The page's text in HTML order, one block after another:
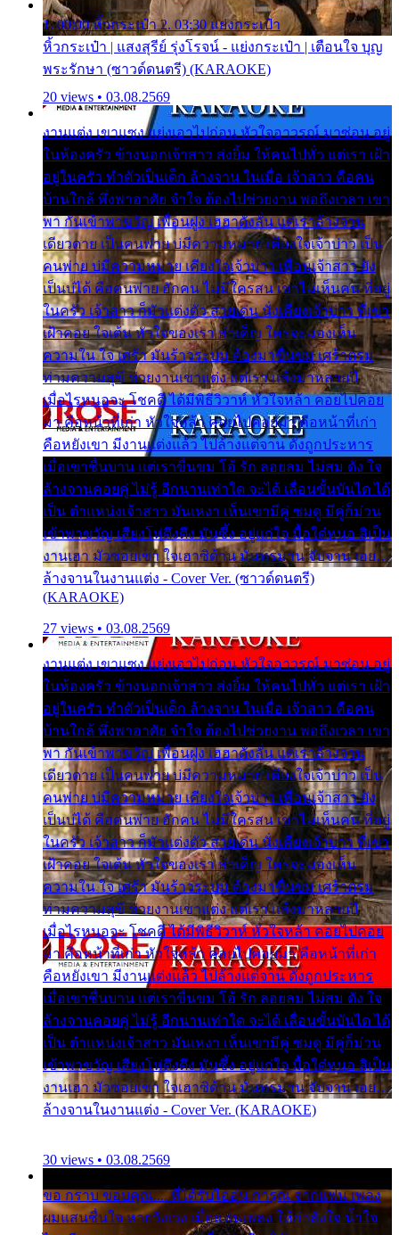
1. 00:00 หิ้วกระเป๋า 2. 03:30 แย่งกระเป๋า
หิ้วกระเป๋า | แสงสุรีย์ รุ่งโรจน์ - แย่งกระเป๋า | เตือนใจ บุญ
พระรักษา (ซาวด์ดนตรี) (KARAOKE)
20 views • 03.08.2569
งานแต่ง เขาแซง แย่งเอาไปก่อน หัวใจอาวรณ์ มาซ่อน อยู่
ในห้องครัว ข้างนอกเจ้าสาว ส่งยิ้ม ให้คนไปทั่ว แต่เรา เฝ้า
อยู่ในครัว ทำตัวเป็นเด็ก ล้างจาน ในเมื่อ เจ้าสาว คือคน
บ้านใกล้ พึ่งพาอาศัย จำใจ ต้องไปช่วยงาน พอถึงเวลา เขา
พา กันเข้าพาขวัญ เพื่อนฝูง เฮฮาดังลั่น แต่เราล้างจาน
เดียวดาย เป็นคนพ่าย บ่มีความหมาย เคียงใจเจ้าบ่าว เป็น
คนพ่าย บ่มีความหมาย เคียงใจเจ้าบ่าว เพื่อนเจ้าสาว ยัง
เป็นบ่ได้ คือคนพ่าย ฮักคน ไม่มีใครสน เขาไม่เห็นคน ที่อยู่
ในครัว เจ้าสาว ก็มัวแต่งตัว สวยเด่น นั่งเคียงเจ้าบ่าว ที่เขา
เฝ้าคอย ใจเต้น หัวใจของเรา ลำเค็ญ ใครจะมองเห็น
ความใน ใจ เศร้า มันร้าวระบม ต้องมาขื่นขม เศร้าตรม
ท่ามความสุขี ช่วยงานเขาแต่ง แต่เรา แล้งมาหลายปี
เมื่อไรหนอจะ โชคดี ได้มีพิธีวิวาห์ หัวใจหล้า คอยไปคอย
มา คือหน้าที่เก่า หัวใจหล้า คอยไปคอยมา คือหน้าที่เก่า
คือหยังเขา มีงานแต่งแล้ว ไปล้างแต่จาน ดั่งถูกประหาร
เมื่อเขาชื่นบาน แต่เราขื่นขม โอ้ รัก ลอยลม ไม่สม ดัง ใจ
ล้างจานคอยคู่ ไม่รู้ อีกนานเท่าใด จะได้ เลื่อนขั้นบันได ได้
เป็น ตำแหน่งเจ้าสาว มันเหงา เห็นเขามีคู่ ซมดู มีคู่ก็ม่วน
เข้าพาขวัญ เสียงโห่ตึงตึง มันซึ้ง อยู่แก่ใจ มื้อใด๋หนอ สิเป็น
งานเฮา มัวซอยเขา ใจเฮาซิด้าน มันทรมาน จับจาน เอย…
ล้างจานในงานแต่ง - Cover Ver. (ซาวด์ดนตรี)
(KARAOKE)
27 views • 03.08.2569
งานแต่ง เขาแซง แย่งเอาไปก่อน หัวใจอาวรณ์ มาซ่อน อยู่
ในห้องครัว ข้างนอกเจ้าสาว ส่งยิ้ม ให้คนไปทั่ว แต่เรา เฝ้า
อยู่ในครัว ทำตัวเป็นเด็ก ล้างจาน ในเมื่อ เจ้าสาว คือคน
บ้านใกล้ พึ่งพาอาศัย จำใจ ต้องไปช่วยงาน พอถึงเวลา เขา
พา กันเข้าพาขวัญ เพื่อนฝูง เฮฮาดังลั่น แต่เราล้างจาน
เดียวดาย เป็นคนพ่าย บ่มีความหมาย เคียงใจเจ้าบ่าว เป็น
คนพ่าย บ่มีความหมาย เคียงใจเจ้าบ่าว เพื่อนเจ้าสาว ยัง
เป็นบ่ได้ คือคนพ่าย ฮักคน ไม่มีใครสน เขาไม่เห็นคน ที่อยู่
ในครัว เจ้าสาว ก็มัวแต่งตัว สวยเด่น นั่งเคียงเจ้าบ่าว ที่เขา
เฝ้าคอย ใจเต้น หัวใจของเรา ลำเค็ญ ใครจะมองเห็น
ความใน ใจ เศร้า มันร้าวระบม ต้องมาขื่นขม เศร้าตรม
ท่ามความสุขี ช่วยงานเขาแต่ง แต่เรา แล้งมาหลายปี
เมื่อไรหนอจะ โชคดี ได้มีพิธีวิวาห์ หัวใจหล้า คอยไปคอย
มา คือหน้าที่เก่า หัวใจหล้า คอยไปคอยมา คือหน้าที่เก่า
คือหยังเขา มีงานแต่งแล้ว ไปล้างแต่จาน ดั่งถูกประหาร
เมื่อเขาชื่นบาน แต่เราขื่นขม โอ้ รัก ลอยลม ไม่สม ดัง ใจ
ล้างจานคอยคู่ ไม่รู้ อีกนานเท่าใด จะได้ เลื่อนขั้นบันได ได้
เป็น ตำแหน่งเจ้าสาว มันเหงา เห็นเขามีคู่ ซมดู มีคู่ก็ม่วน
เข้าพาขวัญ เสียงโห่ตึงตึง มันซึ้ง อยู่แก่ใจ มื้อใด๋หนอ สิเป็น
งานเฮา มัวซอยเขา ใจเฮาซิด้าน มันทรมาน จับจาน เอย…
ล้างจานในงานแต่ง - Cover Ver. (KARAOKE)
30 views • 03.08.2569
ขอ กราบ ขอบคุณ.... ที่ได้รับไออุ่น การุณ จากแฟน เพลง
ผมแสนชื่นใจ หายวังเวง เมื่อแฟนเพลง ให้กำลังใจ น้ำใจ